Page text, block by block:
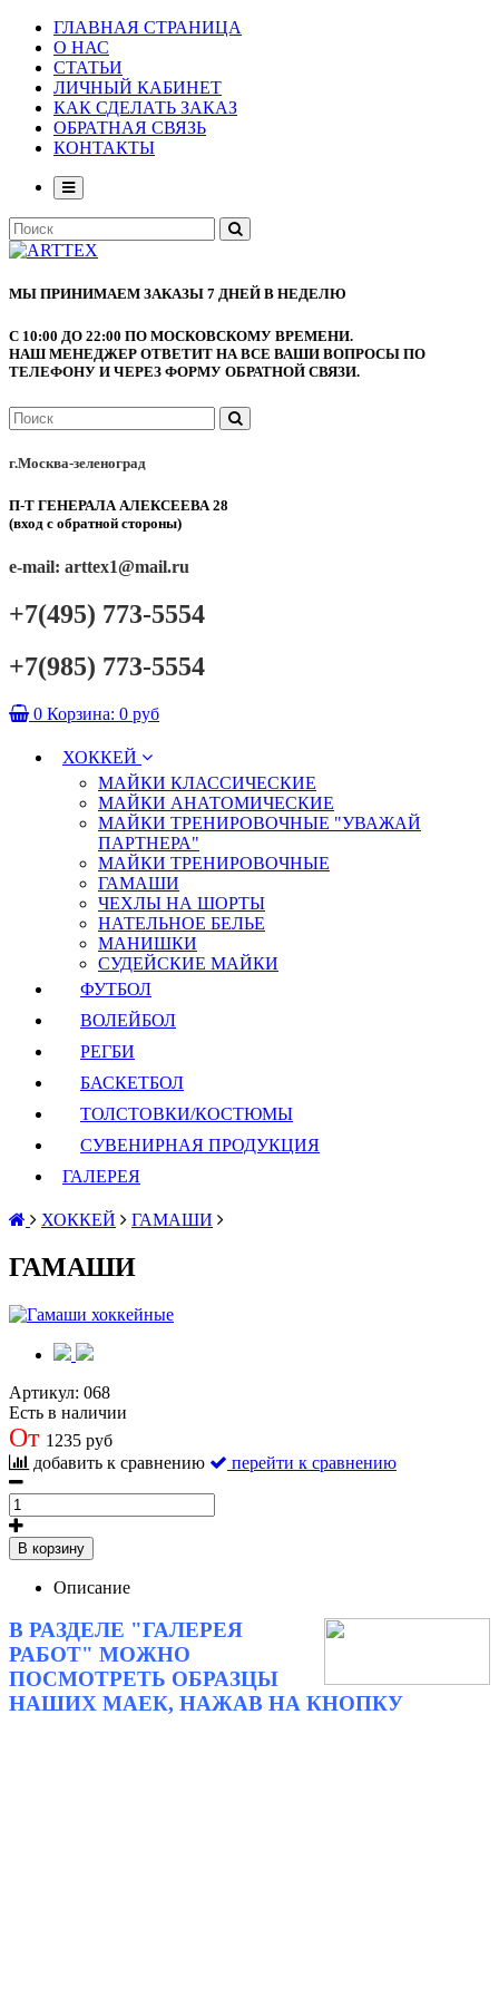
ГЛАВНАЯ СТРАНИЦА
О НАС
СТАТЬИ
ЛИЧНЫЙ КАБИНЕТ
КАК СДЕЛАТЬ ЗАКАЗ
ОБРАТНАЯ СВЯЗЬ
КОНТАКТЫ
МЫ ПРИНИМАЕМ ЗАКАЗЫ 7 ДНЕЙ В НЕДЕЛЮ
С 10:00 ДО 22:00 ПО МОСКОВСКОМУ ВРЕМЕНИ.
НАШ МЕНЕДЖЕР ОТВЕТИТ НА ВСЕ ВАШИ ВОПРОСЫ ПО
ТЕЛЕФОНУ И ЧЕРЕЗ ФОРМУ ОБРАТНОЙ СВЯЗИ.
г.Москва-зеленоград
П-Т ГЕНЕРАЛА АЛЕКСЕЕВА 28
(вход с обратной стороны)
e-mail: arttex1@mail.ru
+7(495) 773-5554
+7(985) 773-5554
0 Корзина: 0 руб
ХОККЕЙ
МАЙКИ КЛАССИЧЕСКИЕ
МАЙКИ АНАТОМИЧЕСКИЕ
МАЙКИ ТРЕНИРОВОЧНЫЕ "УВАЖАЙ
ПАРТНЕРА"
МАЙКИ ТРЕНИРОВОЧНЫЕ
ГАМАШИ
ЧЕХЛЫ НА ШОРТЫ
НАТЕЛЬНОЕ БЕЛЬЕ
МАНИШКИ
СУДЕЙСКИЕ МАЙКИ
ФУТБОЛ
ВОЛЕЙБОЛ
РЕГБИ
БАСКЕТБОЛ
ТОЛСТОВКИ/КОСТЮМЫ
СУВЕНИРНАЯ ПРОДУКЦИЯ
ГАЛЕРЕЯ
ХОККЕЙ ГАМАШИ
ГАМАШИ
Артикул: 068
Есть в наличии
От 1235 руб
добавить к сравнению
перейти к сравнению
В корзину
Описание
В РАЗДЕЛЕ "ГАЛЕРЕЯ
РАБОТ" МОЖНО
ПОСМОТРЕТЬ ОБРАЗЦЫ
НАШИХ МАЕК, НАЖАВ НА КНОПКУ